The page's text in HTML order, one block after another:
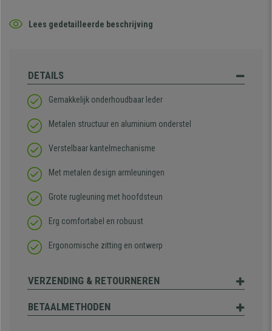
Lees gedetailleerde beschrijving
DETAILS
Gemakkelijk onderhoudbaar leder
Metalen structuur en aluminium onderstel
Verstelbaar kantelmechanisme
Met metalen design armleuningen
Grote rugleuning met hoofdsteun
Erg comfortabel en robuust
Ergonomische zitting en ontwerp
VERZENDING & RETOURNEREN
BETAALMETHODEN